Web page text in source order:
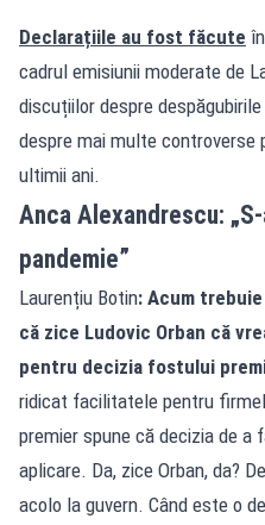
Declarațiile au fost făcute
cadrul emisiunii moderate de
discuțiilor despre
despre mai multe controverse
ultimii ani.
Anca Alexandrescu:
pandemie”
Laurențiu Botin: Acum
că zice Ludovic Orban că
pentru decizia fostului
ridicat facilitatele pentru
premier spune că decizia de a
aplicare. Da, zice Orban, da?
acolo la guvern. Când este o